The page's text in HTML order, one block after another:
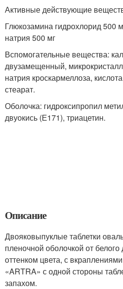
Активные действующие
Глюкозамина гидрохлорид 500
натрия 500 мг
Вспомогательные вещества:
двузамещенный,
натрия кроскармеллоза,
стеарат.
Оболочка: гидроксипропил
двуокись (Е171), триацетин.
Описание
Двояковыпуклые таблетки
пленочной оболочкой от
оттенком цвета, с
«ARTRA» с одной стороны
запахом.